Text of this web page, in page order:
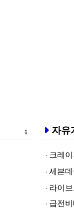
자유
크레이지
세븐데이
라­이브토­
급전비대면